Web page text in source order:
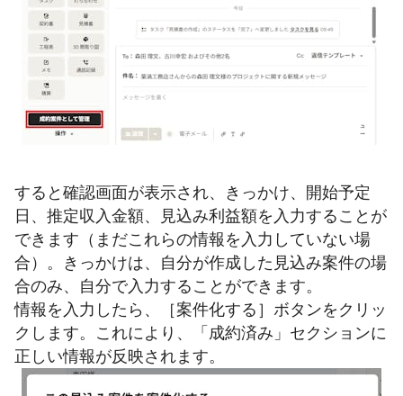
すると確認画面が表示され、きっかけ、開始予定
日、推定収入金額、見込み利益額を入力することが
できます（まだこれらの情報を入力していない場
合）。きっかけは、自分が作成した見込み案件の場
合のみ、自分で入力することができます。
情報を入力したら、［案件化する］ボタンをクリッ
クします。これにより、「成約済み」セクションに
正しい情報が反映されます。